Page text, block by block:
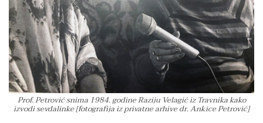
Prof. Petrović snima 1984. godine Raziju Velagić iz Travnika kako
izvodi sevdalinke [fotografija iz privatne arhive dr. Ankice Petrović]